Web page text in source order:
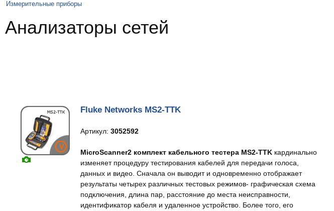
Измерительные приборы
Анализаторы сетей
Fluke Networks MS2-TTK
Артикул:3052592
MicroScanner2 комплект кабельного тестера MS2-TTK кардинально
изменяет процедуру тестирования кабелей для передачи голоса,
данных и видео. Сначала он выводит и одновременно отображает
результаты четырех различных тестовых режимов- графическая схема
подключения, длина пар, расстояние до места неисправности,
идентификатор кабеля и удаленное устройство. Более того, его